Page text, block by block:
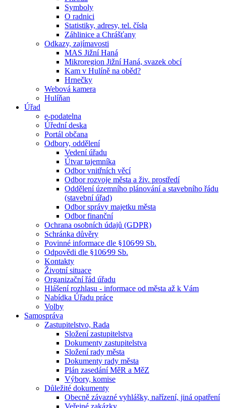
Symboly
O radnici
Statistiky, adresy, tel. čísla
Záhlinice a Chrášťany
Odkazy, zajímavosti
MAS Jižní Haná
Mikroregion Jižní Haná, svazek obcí
Kam v Hulíně na oběd?
Hrnečky
Webová kamera
Hulíňan
Úřad
e-podatelna
Úřední deska
Portál občana
Odbory, oddělení
Vedení úřadu
Útvar tajemníka
Odbor vnitřních věcí
Odbor rozvoje města a živ. prostředí
Oddělení územního plánování a stavebního řádu
(stavební úřad)
Odbor správy majetku města
Odbor finanční
Ochrana osobních údajů (GDPR)
Schránka důvěry
Povinné informace dle §106⁄99 Sb.
Odpovědi dle §106⁄99 Sb.
Kontakty
Životní situace
Organizační řád úřadu
Hlášení rozhlasu - informace od města až k Vám
Nabídka Úřadu práce
Volby
Samospráva
Zastupitelstvo, Rada
Složení zastupitelstva
Dokumenty zastupitelstva
Složení rady města
Dokumenty rady města
Plán zasedání MěR a MěZ
Výbory, komise
Důležité dokumenty
Obecně závazné vyhlášky, nařízení, jiná opatření
Veřejné zakázky